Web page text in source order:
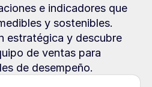
e indicadores que
y sostenibles.
estratégica y descubre
de ventas para
de desempeño.